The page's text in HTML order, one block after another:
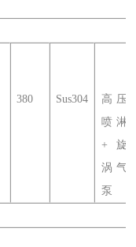
380 Sus304
高压
喷淋
+旋
涡气
泵